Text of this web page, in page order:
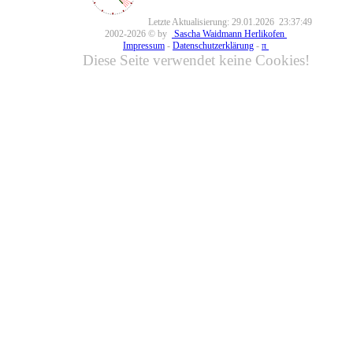
Letzte Aktualisierung: 29.01.2026 23:37:49
2002-2026 © by
Sascha Waidmann Herlikofen
Impressum - Datenschutzerklärung - π
Diese Seite verwendet keine Cookies!